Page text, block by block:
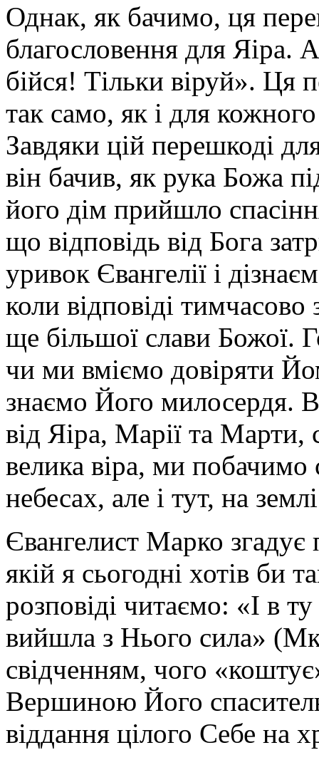
Однак, як бачимо, ця
благословення для Яіра.
бійся! Тільки віруй». Ця
так само, як і для
Завдяки цій перешкоді
він бачив, як рука Божа
його дім прийшло
що відповідь від Бога
уривок Євангелії і
коли відповіді
ще більшої слави Божої.
чи ми вміємо довіряти
знаємо Його милосердя.
від Яіра, Марії та Марти,
велика віра, ми
небесах, але і тут, на
Євангелист Марко
якій я сьогодні хотів би
розповіді читаємо: «І в
вийшла з Нього сила»
свідченням, чого
Вершиною Його
віддання цілого Себе на